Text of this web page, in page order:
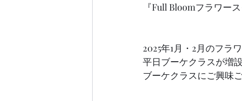
『Full Bloomフラワー
2025年1月・2月のフラ
平日ブーケクラスが増
ブーケクラスにご興味